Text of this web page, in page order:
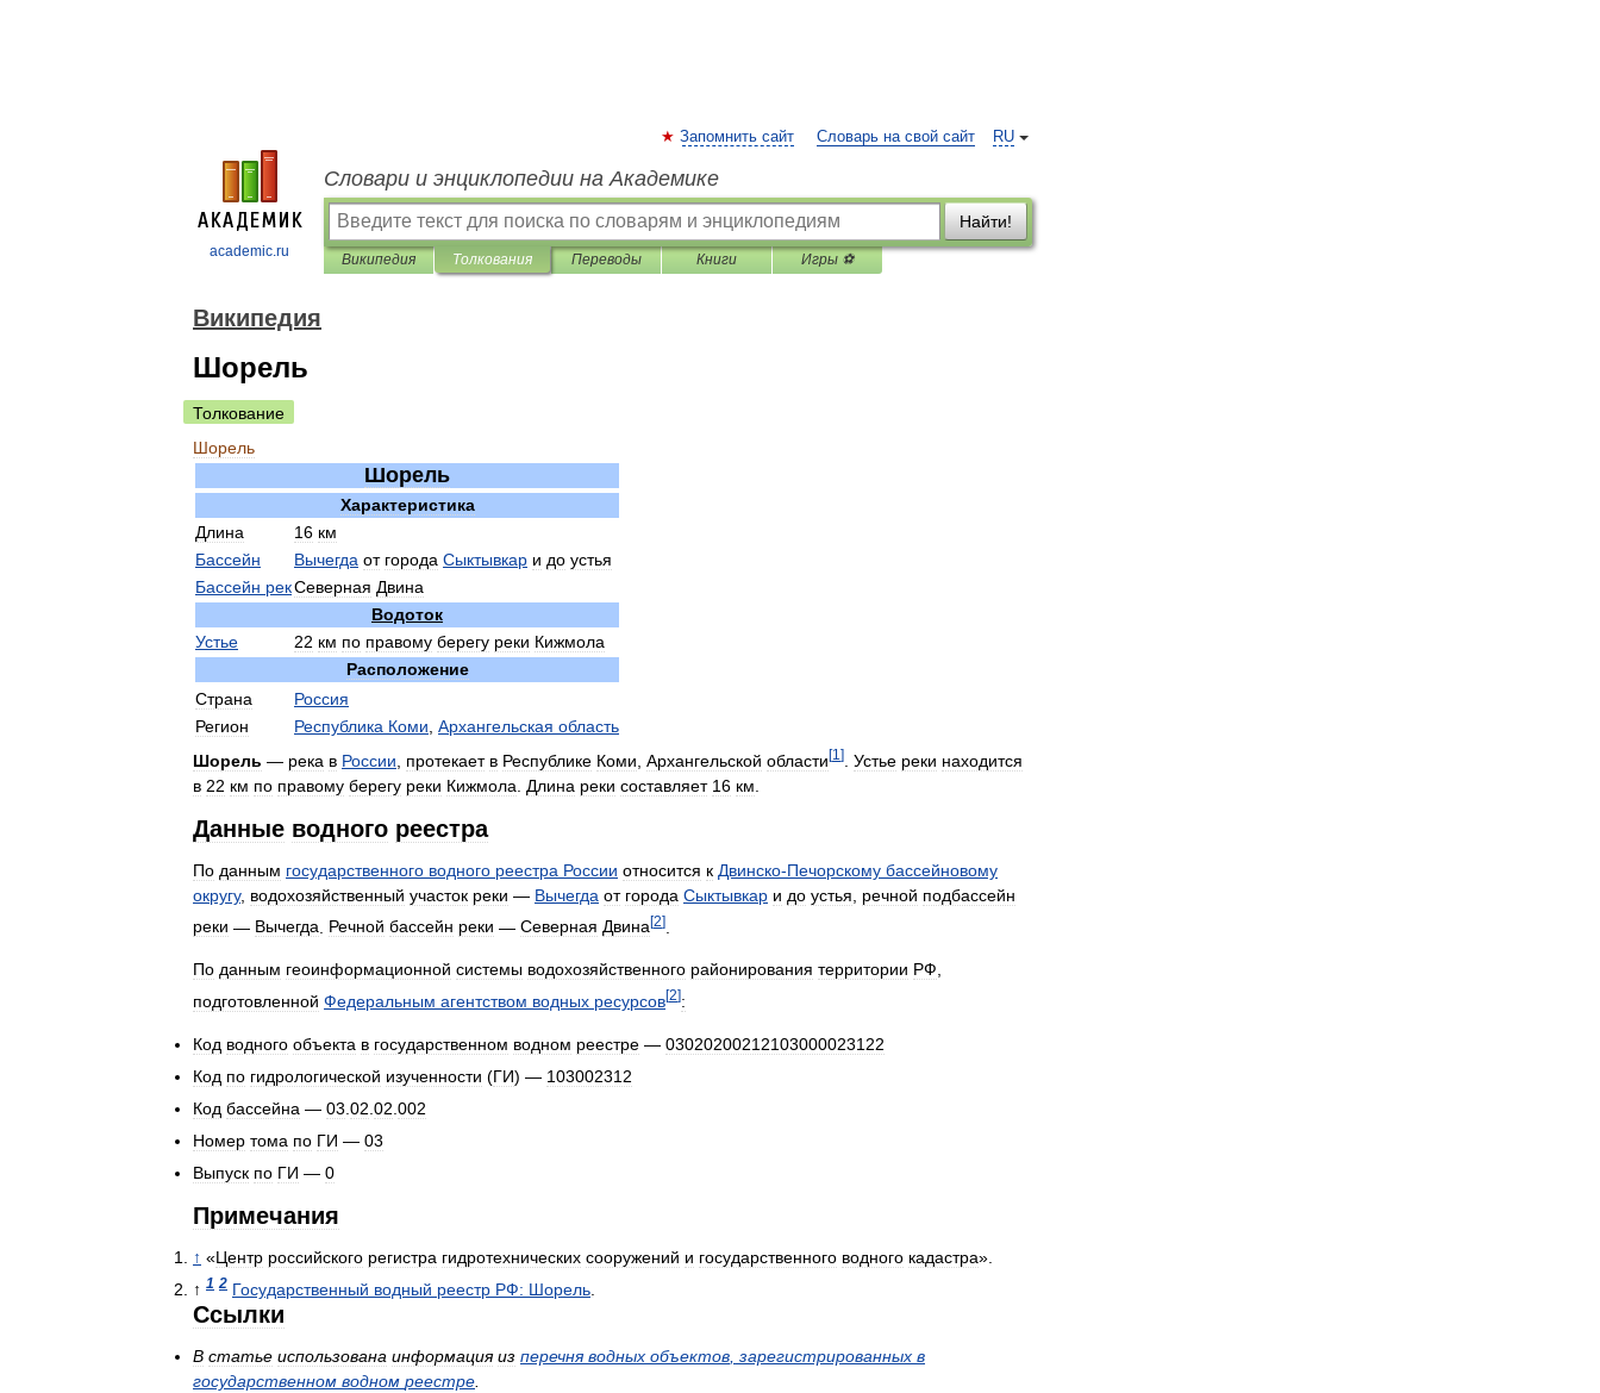
academic.ru
RU
Запомнить сайт Словарь на свой сайт
Словари и энциклопедии на Академике
Найти!
Википедия Толкования Переводы Книги Игры ⚽
Википедия
Шорель
Толкование
Шорель
Шорель
Характеристика
Длина
16 км
Бассейн
Вычегда от города Сыктывкар и до устья
Бассейн рекСеверная Двина
Водоток
Устье
22 км по правому берегу реки Кижмола
Расположение
Страна
Россия
Регион
Республика Коми Архангельская область
Шорель — река в России протекает в Республике Коми Архангельской области[1 ] Устье реки находится
в 22 км по правому берегу реки Кижмола Длина реки составляет 16 км
Данные водного реестра
По данным государственного водного реестра России относится к Двинско-Печорскому бассейновому
округу, водохозяйственный участок реки — Вычегда от города Сыктывкар и до устья речной подбассейн
реки — Вычегда Речной бассейн реки — Северная Двина[2]
По данным геоинформационной системы водохозяйственного районирования территории РФ,
подготовленной Федеральным агентством водных ресурсов[2]:
Код водного объекта в государственном водном реестре — 03020200212103000023122
Код по гидрологической изученности (ГИ) — 103002312
Код бассейна — 03 02 02 002
Номер тома по ГИ — 03
Выпуск по ГИ — 0
Примечания
↑ «Центр российского регистра гидротехнических сооружений и государственного водного кадастра».
↑ 1 2 Государственный водный реестр РФ: Шорель
Ссылки
В статье использована информация из перечня водных объектов зарегистрированных в
государственном водном реестре